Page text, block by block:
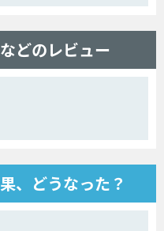
どのレビュー
、どうなった？